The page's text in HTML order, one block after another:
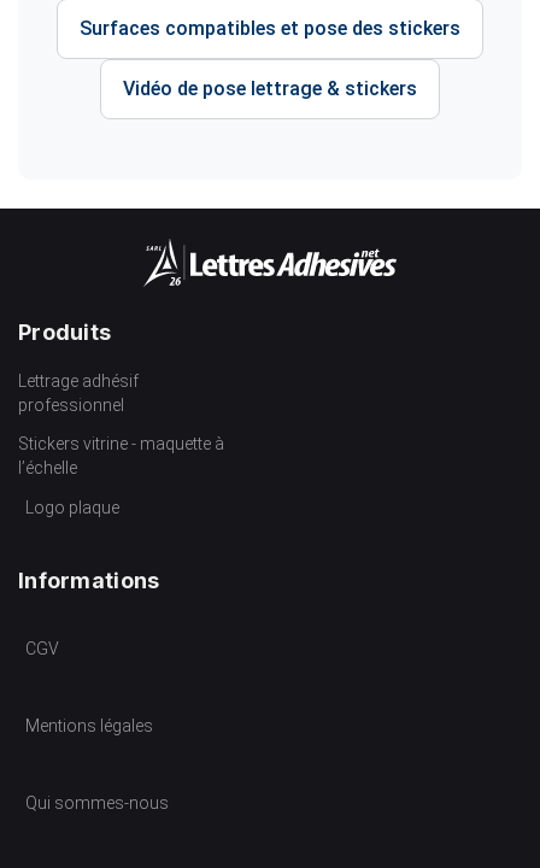
Surfaces compatibles et pose des stickers
Vidéo de pose lettrage & stickers
Produits
Lettrage adhésif
professionnel
Stickers vitrine - maquette à
l’échelle
Logo plaque
Informations
CGV
Mentions légales
Qui sommes-nous